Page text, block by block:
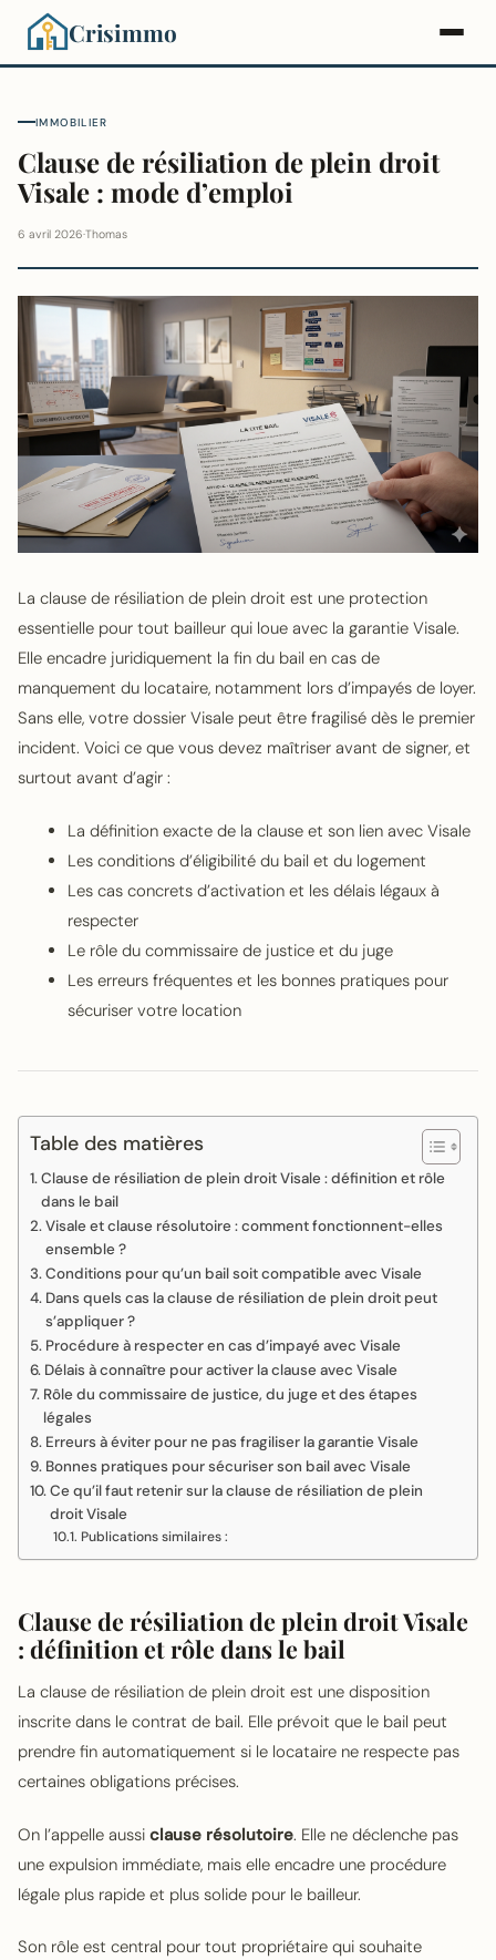
Crisimmo
IMMOBILIER
Clause de résiliation de plein droit
Visale : mode d’emploi
6 avril 2026·Thomas
La clause de résiliation de plein droit est une protection
essentielle pour tout bailleur qui loue avec la garantie Visale.
Elle encadre juridiquement la fin du bail en cas de
manquement du locataire, notamment lors d’impayés de loyer.
Sans elle, votre dossier Visale peut être fragilisé dès le premier
incident. Voici ce que vous devez maîtriser avant de signer, et
surtout avant d’agir :
La définition exacte de la clause et son lien avec Visale
Les conditions d’éligibilité du bail et du logement
Les cas concrets d’activation et les délais légaux à
respecter
Le rôle du commissaire de justice et du juge
Les erreurs fréquentes et les bonnes pratiques pour
sécuriser votre location
Table des matières
Clause de résiliation de plein droit Visale : définition et rôle
dans le bail
Visale et clause résolutoire : comment fonctionnent-elles
ensemble ?
Conditions pour qu’un bail soit compatible avec Visale
Dans quels cas la clause de résiliation de plein droit peut
s’appliquer ?
Procédure à respecter en cas d’impayé avec Visale
Délais à connaître pour activer la clause avec Visale
Rôle du commissaire de justice, du juge et des étapes
légales
Erreurs à éviter pour ne pas fragiliser la garantie Visale
Bonnes pratiques pour sécuriser son bail avec Visale
Ce qu’il faut retenir sur la clause de résiliation de plein
droit Visale
Publications similaires :
Clause de résiliation de plein droit Visale
: définition et rôle dans le bail
La clause de résiliation de plein droit est une disposition
inscrite dans le contrat de bail. Elle prévoit que le bail peut
prendre fin automatiquement si le locataire ne respecte pas
certaines obligations précises.
On l’appelle aussi clause résolutoire. Elle ne déclenche pas
une expulsion immédiate, mais elle encadre une procédure
légale plus rapide et plus solide pour le bailleur.
Son rôle est central pour tout propriétaire qui souhaite